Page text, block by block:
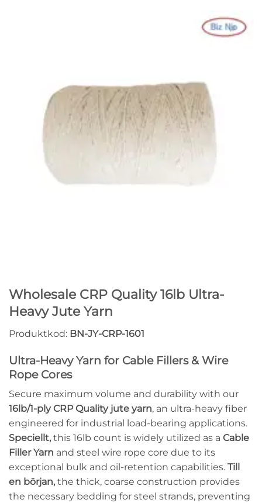
Wholesale CRP Quality 16lb Ultra-
Heavy Jute Yarn
Produktkod: BN-JY-CRP-1601
Ultra-Heavy Yarn for Cable Fillers & Wire
Rope Cores
Secure maximum volume and durability with our
16lb/1-ply CRP Quality jute yarn, an ultra-heavy fiber
engineered for industrial load-bearing applications.
Speciellt, this 16lb count is widely utilized as a Cable
Filler Yarn and steel wire rope core due to its
exceptional bulk and oil-retention capabilities. Till
en början, the thick, coarse construction provides
the necessary bedding for steel strands, preventing